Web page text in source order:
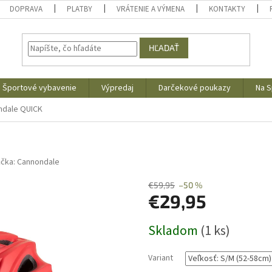
DOPRAVA PLATBY VRÁTENIE A VÝMENA KONTAKTY
HĽADAŤ
Športové vybavenie Výpredaj Darčekové poukazy Na
QUICK
Cannondale
€59,95 –50 %
€29,95
cena:
Skladom (1 ks)
Variant